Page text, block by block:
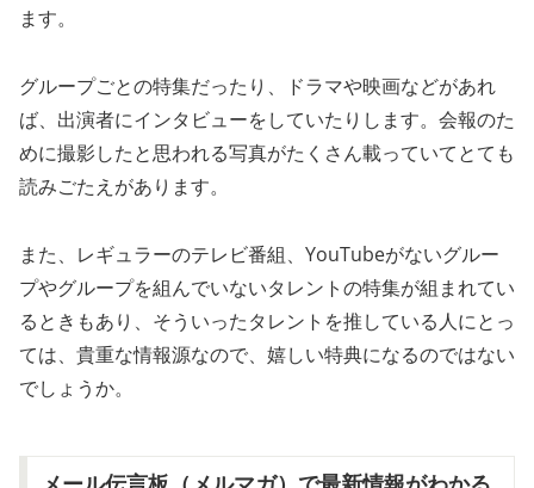
ます。
グループごとの特集だったり、ドラマや映画などがあれ
ば、出演者にインタビューをしていたりします。会報のた
めに撮影したと思われる写真がたくさん載っていてとても
読みごたえがあります。
また、レギュラーのテレビ番組、YouTubeがないグルー
プやグループを組んでいないタレントの特集が組まれてい
るときもあり、そういったタレントを推している人にとっ
ては、貴重な情報源なので、嬉しい特典になるのではない
でしょうか。